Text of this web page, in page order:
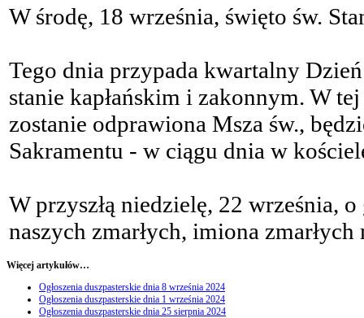
W środę, 18 września, święto św.
Tego dnia przypada kwartalny
stanie kapłańskim i zakonnym. W
zostanie odprawiona Msza św.,
Sakramentu - w ciągu dnia w
W przyszłą niedzielę, 22 września,
naszych zmarłych, imiona
Więcej artykułów…
Ogłoszenia duszpasterskie dnia 8 września 2024
Ogłoszenia duszpasterskie dnia 1 września 2024
Ogłoszenia duszpasterskie dnia 25 sierpnia 2024